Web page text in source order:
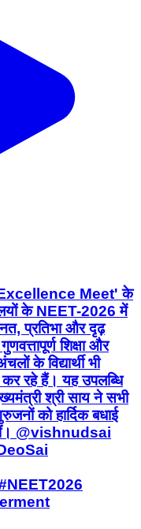
Excellence Meet' के
के NEET-2026 में
प्रतिभा और दृढ़
शिक्षा और
के विद्यार्थी भी
कर रहे हैं। यह उपलब्धि
श्री साय ने सभी
को हार्दिक बधाई
@vishnudsai